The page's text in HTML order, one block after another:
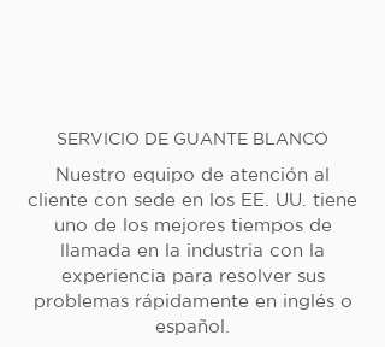
SERVICIO DE GUANTE BLANCO
Nuestro equipo de atención al
cliente con sede en los EE. UU. tiene
uno de los mejores tiempos de
llamada en la industria con la
experiencia para resolver sus
problemas rápidamente en inglés o
español.